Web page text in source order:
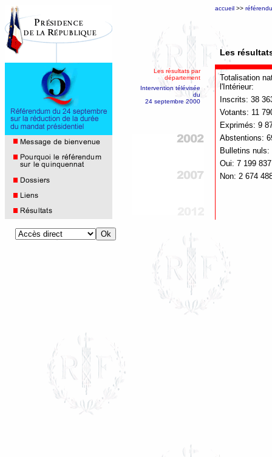
Les résultats par
département
Intervention télévisée
du
24 septembre 2000
accueil >>
Les
Totalisation
l'Intérieur:
Inscrits: 38
Votants: 11
Exprimés: 9
Abstentions:
Bulletins
Oui: 7 199
Non: 2 674